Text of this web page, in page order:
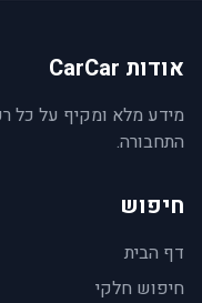
אודות CarCar
מידע מלא ומקיף על כל
התחבורה.
חיפוש
דף הבית
חיפוש חלקי